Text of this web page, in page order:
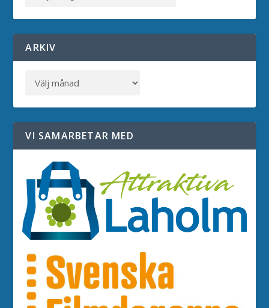
ARKIV
VI SAMARBETAR MED